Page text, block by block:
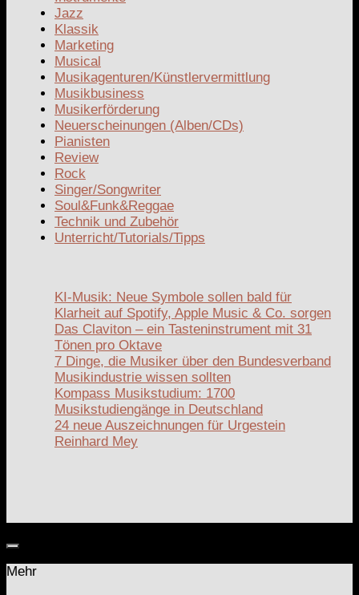
Jazz
Klassik
Marketing
Musical
Musikagenturen/Künstlervermittlung
Musikbusiness
Musikerförderung
Neuerscheinungen (Alben/CDs)
Pianisten
Review
Rock
Singer/Songwriter
Soul&Funk&Reggae
Technik und Zubehör
Unterricht/Tutorials/Tipps
KI-Musik: Neue Symbole sollen bald für
Klarheit auf Spotify, Apple Music & Co. sorgen
Das Claviton – ein Tasteninstrument mit 31
Tönen pro Oktave
7 Dinge, die Musiker über den Bundesverband
Musikindustrie wissen sollten
Kompass Musikstudium: 1700
Musikstudiengänge in Deutschland
24 neue Auszeichnungen für Urgestein
Reinhard Mey
Mehr